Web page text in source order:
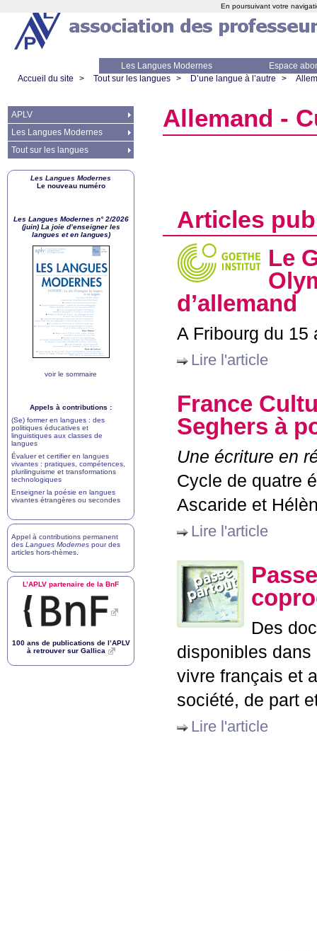
Les Langues Modernes
Espace
Accueil du site
> Tout sur les langues > D’une langue à l’autre >
Allemand -
Articles
Le
d’allemand
A Fribourg du 15
Lire l'article
France
Seghers à
Une écriture en
Cycle de quatre
Ascaride et
Lire l'article
Des
disponibles dans
vivre français et
société, de part
Lire l'article
APLV
Les Langues Modernes
Tout sur les langues
Les Langues Modernes
Le nouveau numéro
Les Langues Modernes n° 2/2026
(juin) La joie d’enseigner les
langues et en langues)
voir le sommaire
Appels à contributions :
(Se) former en langues : des
politiques éducatives et
linguistiques aux classes de
langues
Évaluer et certifier en langues
vivantes : pratiques, compétences,
plurilinguisme et transformations
technologiques
Enseigner la poésie en langues
vivantes étrangères ou secondes
Appel à contributions permanent
des Langues Modernes pour des
articles hors-thèmes
L’APLV partenaire de la BnF
100 ans de publications de l’APLV
à retrouver sur Gallica
En poursuivant votre